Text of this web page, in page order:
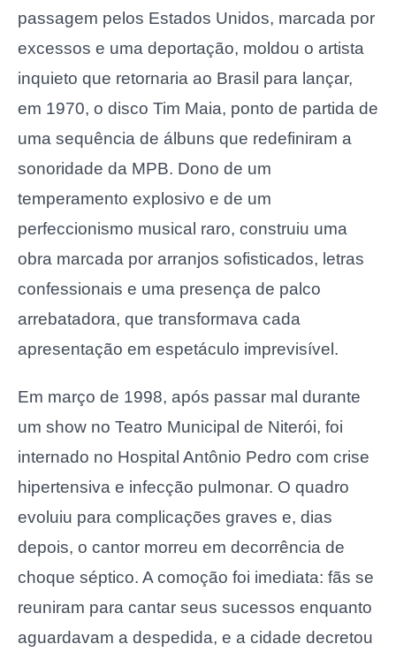
passagem pelos Estados Unidos, marcada por
excessos e uma deportação, moldou o artista
inquieto que retornaria ao Brasil para lançar,
em 1970, o disco Tim Maia, ponto de partida de
uma sequência de álbuns que redefiniram a
sonoridade da MPB. Dono de um
temperamento explosivo e de um
perfeccionismo musical raro, construiu uma
obra marcada por arranjos sofisticados, letras
confessionais e uma presença de palco
arrebatadora, que transformava cada
apresentação em espetáculo imprevisível.
Em março de 1998, após passar mal durante
um show no Teatro Municipal de Niterói, foi
internado no Hospital Antônio Pedro com crise
hipertensiva e infecção pulmonar. O quadro
evoluiu para complicações graves e, dias
depois, o cantor morreu em decorrência de
choque séptico. A comoção foi imediata: fãs se
reuniram para cantar seus sucessos enquanto
aguardavam a despedida, e a cidade decretou